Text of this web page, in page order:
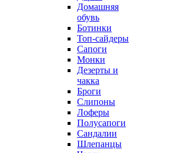
Домашняя
обувь
Ботинки
Топ-сайдеры
Сапоги
Монки
Дезерты и
чакка
Броги
Слипоны
Лоферы
Полусапоги
Сандалии
Шлепанцы